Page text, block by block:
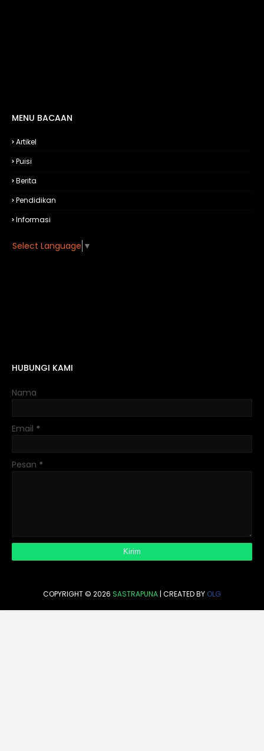
MENU BACAAN
Artikel
Puisi
Berita
Pendidikan
Informasi
Select Language ▼
HUBUNGI KAMI
Nama
Email *
Pesan *
COPYRIGHT © 2026 SASTRAPUNA | CREATED BY OLG